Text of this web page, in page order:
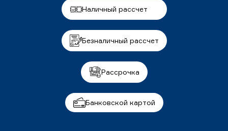
Наличный рассчет
Безналичный рассчет
Рассрочка
Банковской картой